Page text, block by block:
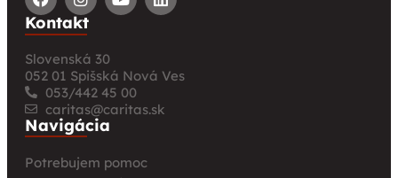
Kontakt
Slovenská 30
052 01 Spišská Nová Ves
053/442 45 00
caritas@caritas.sk
Navigácia
Potrebujem pomoc